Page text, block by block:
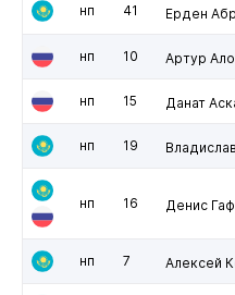
нп 41 Ерден
нп 10 Артур
нп 15 Данат
нп 19
нп 16 Денис
нп 7 Алексей